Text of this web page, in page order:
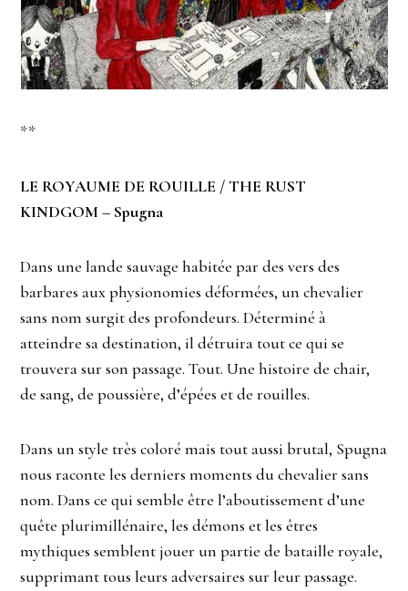
**
LE ROYAUME DE ROUILLE / THE RUST
KINDGOM – Spugna
Dans une lande sauvage habitée par des vers des
barbares aux physionomies déformées, un chevalier
sans nom surgit des profondeurs. Déterminé à
atteindre sa destination, il détruira tout ce qui se
trouvera sur son passage. Tout. Une histoire de chair,
de sang, de poussière, d’épées et de rouilles.
Dans un style très coloré mais tout aussi brutal, Spugna
nous raconte les derniers moments du chevalier sans
nom. Dans ce qui semble être l’aboutissement d’une
quête plurimillénaire, les démons et les êtres
mythiques semblent jouer un partie de bataille royale,
supprimant tous leurs adversaires sur leur passage.